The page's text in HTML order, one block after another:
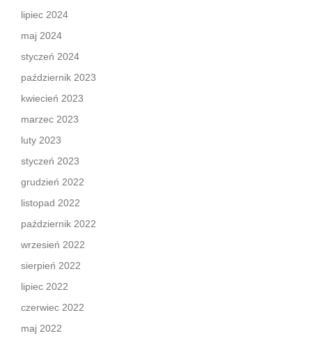
lipiec 2024
maj 2024
styczeń 2024
październik 2023
kwiecień 2023
marzec 2023
luty 2023
styczeń 2023
grudzień 2022
listopad 2022
październik 2022
wrzesień 2022
sierpień 2022
lipiec 2022
czerwiec 2022
maj 2022